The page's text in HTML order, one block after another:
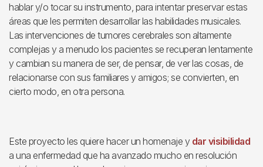
hablar y/o tocar su instrumento, para intentar preservar estas
áreas que les permiten desarrollar las habilidades musicales.
Las intervenciones de tumores cerebrales son altamente
complejas y a menudo los pacientes se recuperan lentamente
y cambian su manera de ser, de pensar, de ver las cosas, de
relacionarse con sus familiares y amigos; se convierten, en
cierto modo, en otra persona.
Este proyecto les quiere hacer un homenaje y dar visibilidad
a una enfermedad que ha avanzado mucho en resolución